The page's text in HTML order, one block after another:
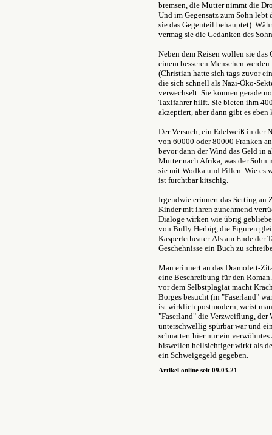
bremsen, die Mutter nimmt die
Und im Gegensatz zum Sohn lebt
sie das Gegenteil behauptet).
vermag sie die Gedanken des
Neben dem Reisen wollen sie das
einem besseren Menschen
(Christian hatte sich tags zuvor
die sich schnell als Nazi-Öko-
verwechselt. Sie können gerade
Taxifahrer hilft. Sie bieten ihm
akzeptiert, aber dann gibt es
Der Versuch, ein Edelweiß in der
von 60000 oder 80000 Franken
bevor dann der Wind das Geld
Mutter nach Afrika, was der
sie mit Wodka und Pillen. Wie es
ist furchtbar kitschig.
Irgendwie erinnert das Setting an
Kinder mit ihren zunehmend
Dialoge wirken wie übrig
von Bully Herbig, die Figuren
Kasperletheater. Als am Ende
Geschehnisse ein Buch zu
Man erinnert an das Dramolett-
eine Beschreibung für den
vor dem Selbstplagiat macht
Borges besucht (in "Faserland"
ist wirklich postmodern, weist
"Faserland" die Verzweiflung, der
unterschwellig spürbar war und
schnattert hier nur ein
bisweilen hellsichtiger wirkt als
ein Schweigegeld gegeben.
Artikel online seit 09.03.21